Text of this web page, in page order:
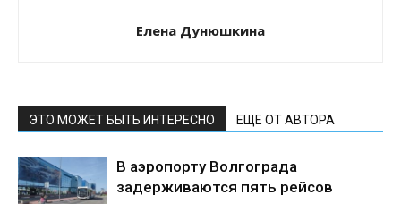
Елена Дунюшкина
ЭТО МОЖЕТ БЫТЬ ИНТЕРЕСНО ЕЩЕ ОТ АВТОРА
В аэропорту Волгограда
задерживаются пять рейсов